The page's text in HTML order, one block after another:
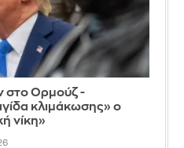
στο Ορμούζ -
κλιμάκωσης» ο
νίκη»